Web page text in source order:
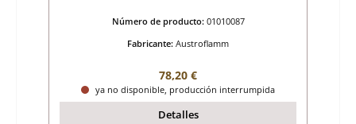
Número de producto: 01010087
Fabricante: Austroflamm
Precio normal:
78,20 €
ya no disponible, producción interrumpida
Detalles